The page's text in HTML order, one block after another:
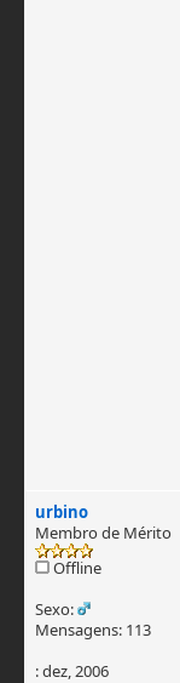
urbino
Membro de Mérito
Offline
Sexo:
Mensagens: 113
: dez, 2006